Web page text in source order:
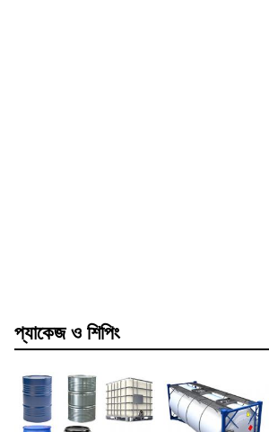
প্যাকেজ ও শিপিং